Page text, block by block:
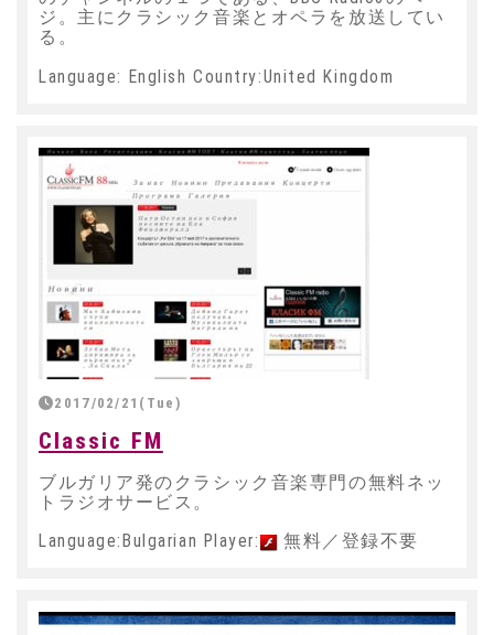
ジ。主にクラシック音楽とオペラを放送してい
る。
Language: English Country:United Kingdom
2017/02/21(Tue)
Classic FM
ブルガリア発のクラシック音楽専門の無料ネッ
トラジオサービス。
Language:Bulgarian Player:
無料／登録不要